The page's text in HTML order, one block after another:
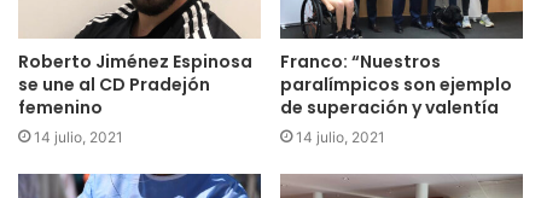
Roberto Jiménez Espinosa
se une al CD Pradejón
femenino
14 julio, 2021
Franco: “Nuestros
paralímpicos son ejemplo
de superación y valentía
14 julio, 2021